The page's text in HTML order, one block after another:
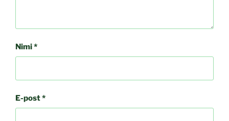
Nimi*
E-post*